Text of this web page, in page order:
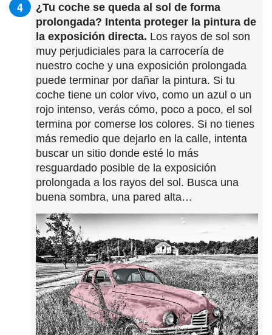
¿Tu coche se queda al sol de forma
prolongada? Intenta proteger la pintura de
la exposición directa. Los rayos de sol son
muy perjudiciales para la carrocería de
nuestro coche y una exposición prolongada
puede terminar por dañar la pintura. Si tu
coche tiene un color vivo, como un azul o un
rojo intenso, verás cómo, poco a poco, el sol
termina por comerse los colores. Si no tienes
más remedio que dejarlo en la calle, intenta
buscar un sitio donde esté lo más
resguardado posible de la exposición
prolongada a los rayos del sol. Busca una
buena sombra, una pared alta…